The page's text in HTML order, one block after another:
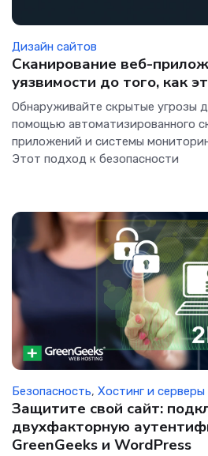
Дизайн сайтов
Сканирование веб-
уязвимости до того, как
Обнаруживайте скрытые угрозы
помощью автоматизированного
приложений и системы
Этот подход к безопасности
Безопасность, Хостинг и серверы
Защитите свой сайт:
двухфакторную
GreenGeeks и WordPress